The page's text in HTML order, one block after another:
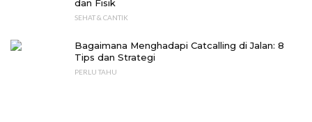
dan Fisik
SEHAT & CANTIK
Bagaimana Menghadapi Catcalling di Jalan: 8
Tips dan Strategi
PERLU TAHU